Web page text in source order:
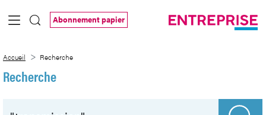
Saut au contenu principal
Abonnement papier
Accueil Recherche
Recherche